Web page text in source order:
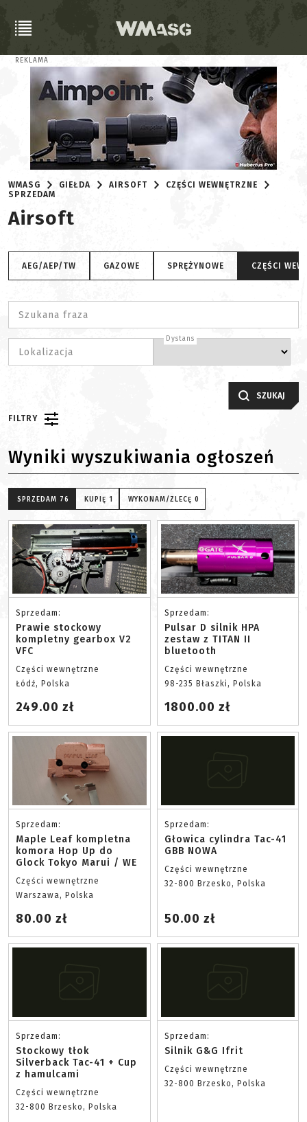
REKLAMA
WMASG GIEŁDA AIRSOFT
CZĘŚCI WEWNĘTRZNE
SPRZEDAM
Airsoft
AEG/AEP/TW GAZOWE SPRĘŻYNOWE CZĘŚCI
Szukana fraza
Lokalizacja
Dystans
SZUKAJ
FILTRY
Wyniki wyszukiwania ogłoszeń
SPRZEDAM 76 KUPIĘ 1 WYKONAM/ZLECĘ 0
Sprzedam:
Prawie stockowy
kompletny gearbox V2
VFC
Części wewnętrzne
Łódź, Polska
249.00 zł
Sprzedam:
Pulsar D silnik HPA
zestaw z TITAN II
bluetooth
Części wewnętrzne
98-235 Błaszki, Polska
1800.00 zł
Sprzedam:
Maple Leaf kompletna
komora Hop Up do
Glock Tokyo Marui / WE
Części wewnętrzne
Warszawa, Polska
80.00 zł
Sprzedam:
Głowica cylindra Tac-41
GBB NOWA
Części wewnętrzne
32-800 Brzesko, Polska
50.00 zł
Sprzedam:
Stockowy tłok
Silverback Tac-41 + Cup
z hamulcami
Części wewnętrzne
32-800 Brzesko, Polska
Sprzedam:
Silnik G&G Ifrit
Części wewnętrzne
32-800 Brzesko, Polska